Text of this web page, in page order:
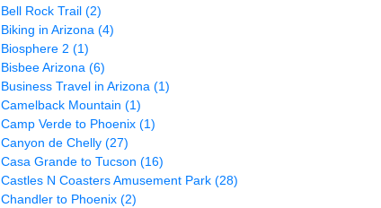
Bell Rock Trail(2)
Biking in Arizona(4)
Biosphere 2(1)
Bisbee Arizona(6)
Business Travel in Arizona(1)
Camelback Mountain(1)
Camp Verde to Phoenix(1)
Canyon de Chelly(27)
Casa Grande to Tucson(16)
Castles N Coasters Amusement Park(28)
Chandler to Phoenix(2)